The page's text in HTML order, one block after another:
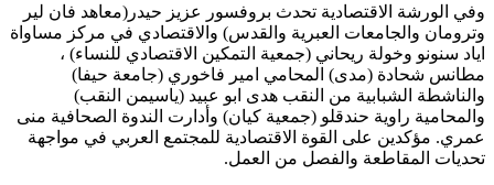
وفي الورشة الاقتصادية تحدث بروفسور عزيز حيدر(معاهد فان لير
وترومان والجامعات العبرية والقدس) والاقتصادي في مركز مساواة
اياد سنونو وخولة ريحاني (جمعية التمكين الاقتصادي للنساء) ،
مطانس شحادة (مدى) المحامي امير فاخوري (جامعة حيفا)
والناشطة الشبابية من النقب هدى ابو عبيد (ياسيمن النقب)
والمحامية راوية حندقلو (جمعية كيان) وأدارت الندوة الصحافية منى
عمري. مؤكدين على القوة الاقتصادية للمجتمع العربي في مواجهة
تحديات المقاطعة والفصل من العمل.